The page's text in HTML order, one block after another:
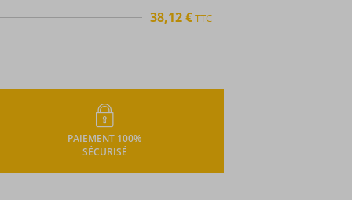
35,71 €TTC
PAIEMENT 100%
SÉCURISÉ